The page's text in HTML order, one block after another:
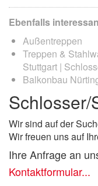
Ebenfalls
Außentreppen
Treppen &
Stuttgart |
Balkonbau
Schlosser/
Wir sind auf der
Wir freuen uns auf
Ihre Anfrage an
Kontaktformular...